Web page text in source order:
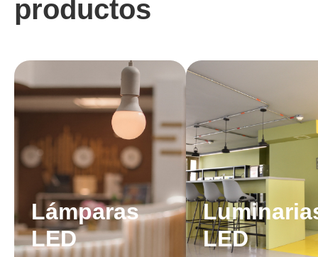
productos
Lámparas
LED
LED